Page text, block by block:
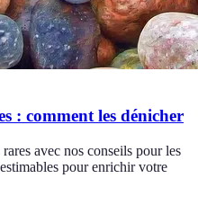
: comment les dénicher
avec nos conseils pour les
pour enrichir votre